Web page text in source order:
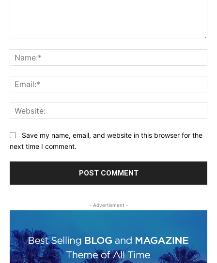
Save my name, email, and website in this browser for the
next time I comment.
- Advertisment -